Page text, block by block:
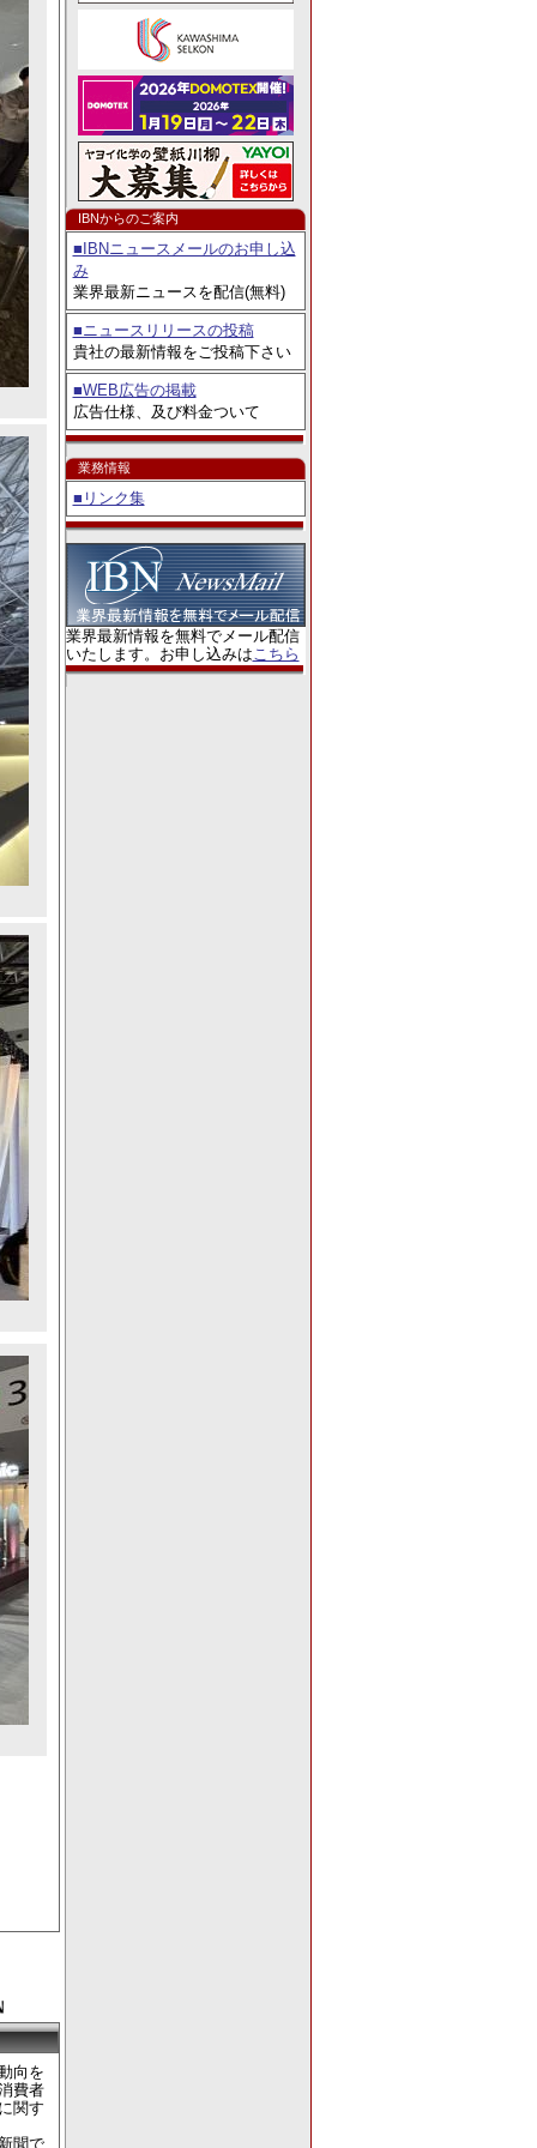
向を
費者
関す
聞で
ェア2026」出展
IBNからのご案内
■IBNニュースメールのお申し込
み
業界最新ニュースを配信(無料)
■ニュースリリースの投稿
貴社の最新情報をご投稿下さい
■WEB広告の掲載
広告仕様、及び料金ついて
業務情報
■リンク集
業界最新情報を無料でメール配信
いたします。お申し込みはこちら